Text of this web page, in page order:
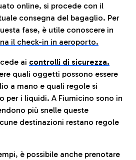
online, si procede con il
consegna del bagaglio. Per
fase, è utile conoscere in
il check-in in aeroporto.
ai controlli di sicurezza.
quali oggetti possono essere
a mano e quali regole si
per i liquidi. A Fiumicino sono in
più snelle queste
destinazioni restano regole
è possibile anche prenotare